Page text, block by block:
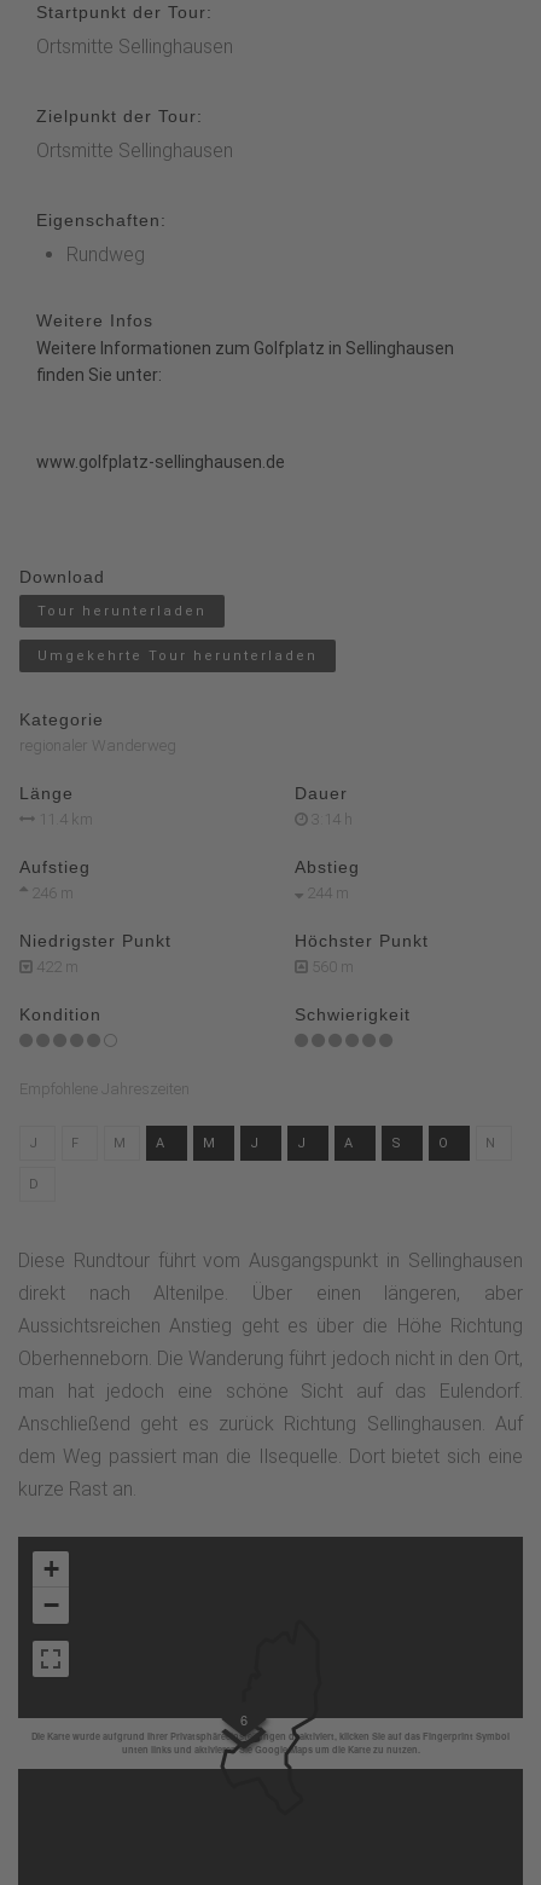
Startpunkt der Tour:
Ortsmitte Sellinghausen
Zielpunkt der Tour:
Ortsmitte Sellinghausen
Eigenschaften:
Rundweg
Weitere Infos
Weitere Informationen zum Golfplatz in Sellinghausen
finden Sie unter:
www.golfplatz-sellinghausen.de
Download
Tour herunterladen
Umgekehrte Tour herunterladen
Kategorie
regionaler Wanderweg
Länge
11.4 km
Dauer
3:14 h
Aufstieg
246 m
Abstieg
244 m
Niedrigster Punkt
422 m
Höchster Punkt
560 m
Kondition Schwierigkeit
Empfohlene Jahreszeiten
J F M A M J J A S O N
D
Diese Rundtour führt vom Ausgangspunkt in Sellinghausen
direkt nach Altenilpe. Über einen längeren, aber
Aussichtsreichen Anstieg geht es über die Höhe Richtung
Oberhenneborn. Die Wanderung führt jedoch nicht in den Ort,
man hat jedoch eine schöne Sicht auf das Eulendorf.
Anschließend geht es zurück Richtung Sellinghausen. Auf
dem Weg passiert man die Ilsequelle. Dort bietet sich eine
kurze Rast an.
Die Karte wurde aufgrund Ihrer Privatsphäreeinstellungen deaktiviert, klicken Sie auf das Fingerprint Symbol
unten links und aktivieren Sie Google Maps um die Karte zu nutzen.
6
+
−